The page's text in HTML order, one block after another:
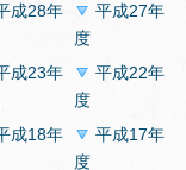
成28年
平成27年
度
成23年
平成22年
度
成18年
平成17年
度